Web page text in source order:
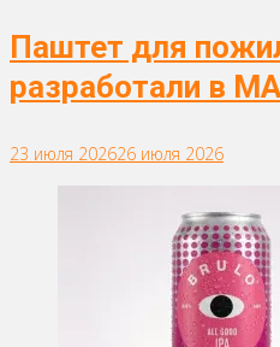
Паштет для
разработали в
23 июля 202626 июля 2026